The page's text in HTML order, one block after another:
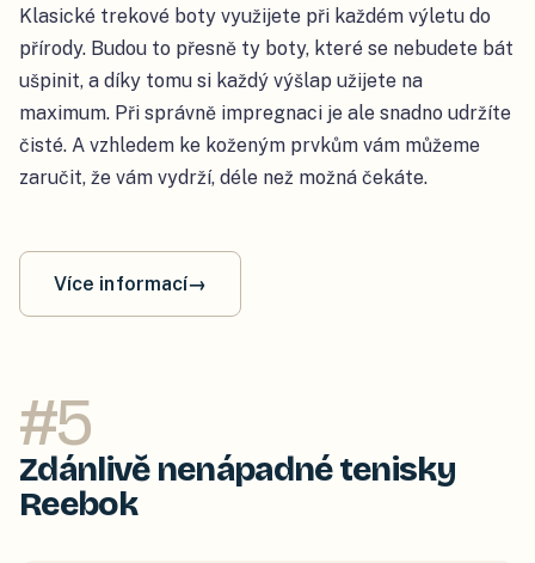
Klasické trekové boty využijete při každém výletu do
přírody. Budou to přesně ty boty, které se nebudete bát
ušpinit, a díky tomu si každý výšlap užijete na
maximum. Při správně impregnaci je ale snadno udržíte
čisté. A vzhledem ke koženým prvkům vám můžeme
zaručit, že vám vydrží, déle než možná čekáte.
Více informací→
#5
Zdánlivě nenápadné tenisky
Reebok